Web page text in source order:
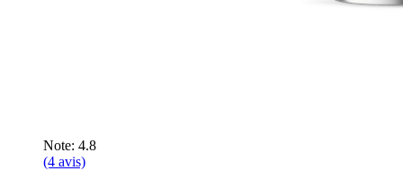
Note: 4.8
(4 avis)